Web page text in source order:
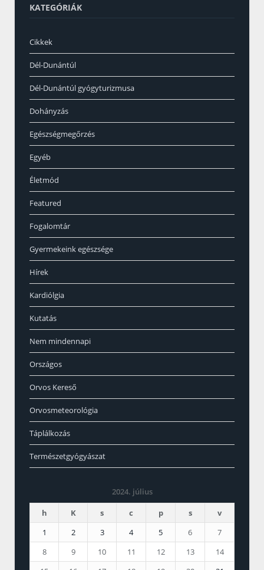
KATEGÓRIÁK
Cikkek
Dél-Dunántúl
Dél-Dunántúl gyógyturizmusa
Dohányzás
Egészségmegőrzés
Egyéb
Életmód
Featured
Fogalomtár
Gyermekeink egészsége
Hírek
Kardiólgia
Kutatás
Nem mindennapi
Országos
Orvos Kereső
Orvosmeteorológia
Táplálkozás
Természetgyógyászat
2024. július
h
K s c p s
v
1
2 3 4 5 6
7
8
9 10 11 12 13
14